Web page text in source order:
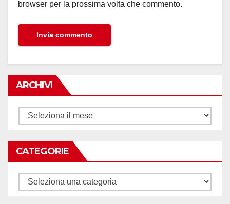
browser per la prossima volta che commento.
ARCHIVI
Archivi
CATEGORIE
Categorie